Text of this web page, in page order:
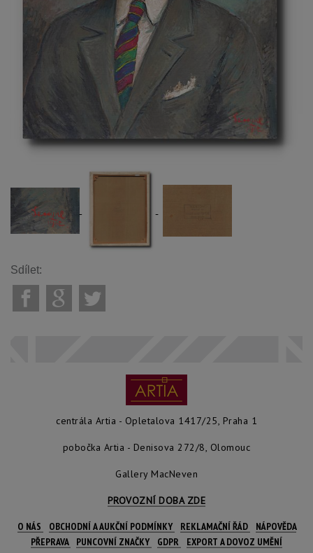
Sdílet:
centrála Artia - Opletalova 1417/25, Praha 1
pobočka Artia - Denisova 272/8, Olomouc
Gallery MacNeven
PROVOZNÍ DOBA ZDE
O NÁS OBCHODNÍ A AUKČNÍ PODMÍNKY REKLAMAČNÍ ŘÁD
NÁPOVĚDA
PŘEPRAVA
PUNCOVNÍ ZNAČKY GDPR EXPORT A DOVOZ UMĚNÍ